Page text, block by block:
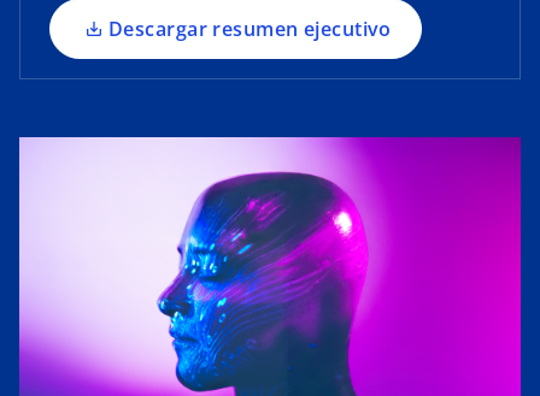
Descargar resumen ejecutivo
e
s
a
n
u
e
v
a